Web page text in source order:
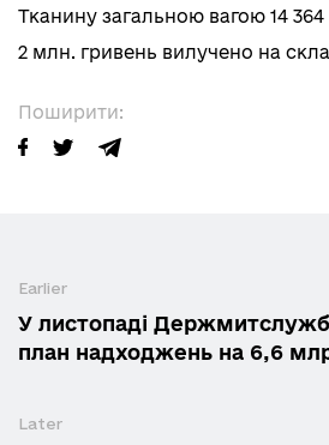
Поширити:
Тканину загальною вагою 14
2 млн. гривень вилучено на
Earlier
У листопаді
план надходжень на 6,6
Later